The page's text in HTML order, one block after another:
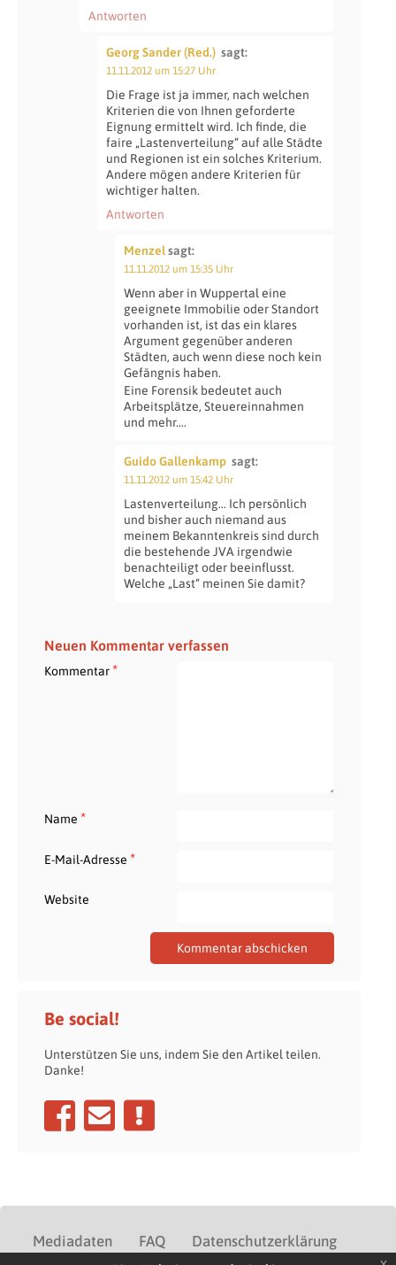
Antworten
Georg Sander (Red.) sagt:
11.11.2012 um 15:27 Uhr
Die Frage ist ja immer, nach welchen
Kriterien die von Ihnen geforderte
Eignung ermittelt wird. Ich finde, die
faire „Lastenverteilung“ auf alle Städte
und Regionen ist ein solches Kriterium.
Andere mögen andere Kriterien für
wichtiger halten.
Antworten
Menzelsagt:
11.11.2012 um 15:35 Uhr
Wenn aber in Wuppertal eine
geeignete Immobilie oder Standort
vorhanden ist, ist das ein klares
Argument gegenüber anderen
Städten, auch wenn diese noch kein
Gefängnis haben.
Eine Forensik bedeutet auch
Arbeitsplätze, Steuereinnahmen
und mehr….
Guido Gallenkamp sagt:
11.11.2012 um 15:42 Uhr
Lastenverteilung… Ich persönlich
und bisher auch niemand aus
meinem Bekanntenkreis sind durch
die bestehende JVA irgendwie
benachteiligt oder beeinflusst.
Welche „Last“ meinen Sie damit?
Neuen Kommentar verfassen
Kommentar*
Name *
E-Mail-Adresse *
Website
Be social!
Unterstützen Sie uns, indem Sie den Artikel teilen.
Danke!
Mediadaten FAQ
Datenschutzerklärung